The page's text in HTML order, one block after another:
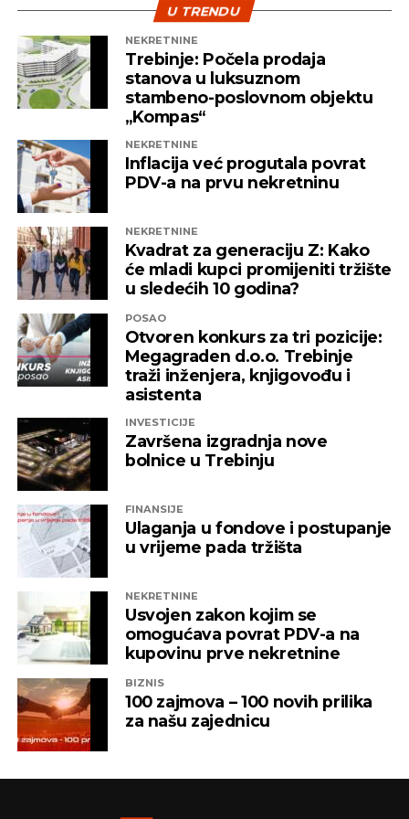
prethodnog dogovora iza zatvorenih vrata, bez
Capital
U TRENDU
NEKRETNINE
Trebinje: Počela prodaja
stanova u luksuznom
stambeno-poslovnom objektu
„Kompas“
NEKRETNINE
Inflacija već progutala povrat
PDV-a na prvu nekretninu
NEKRETNINE
Kvadrat za generaciju Z: Kako
će mladi kupci promijeniti tržište
u sledećih 10 godina?
POSAO
Otvoren konkurs za tri pozicije:
Megagraden d.o.o. Trebinje
traži inženjera, knjigovođu i
asistenta
INVESTICIJE
Završena izgradnja nove
bolnice u Trebinju
FINANSIJE
Ulaganja u fondove i postupanje
u vrijeme pada tržišta
NEKRETNINE
Usvojen zakon kojim se
omogućava povrat PDV-a na
kupovinu prve nekretnine
BIZNIS
100 zajmova – 100 novih prilika
za našu zajednicu